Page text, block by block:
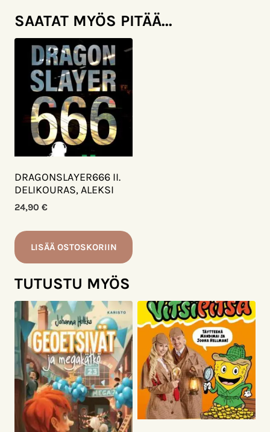
SAATAT MYÖS PITÄÄ...
DRAGONSLAYER666 II.
DELIKOURAS, ALEKSI
24,90 €
LISÄÄ OSTOSKORIIN
TUTUSTU MYÖS